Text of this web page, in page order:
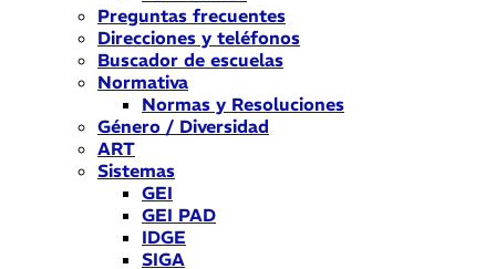
Preguntas frecuentes
Direcciones y teléfonos
Buscador de escuelas
Normativa
Normas y Resoluciones
Género / Diversidad
ART
Sistemas
GEI
GEI PAD
IDGE
SIGA